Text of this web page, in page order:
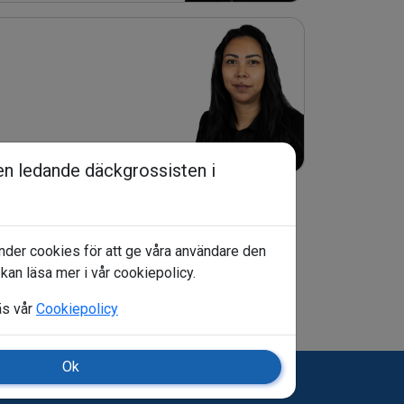
Integritetspolicy Cookiepolicy EUDR
ledande däckgrossisten i
cookies för att ge våra användare den
läsa mer i vår cookiepolicy.
vår Cookiepolicy
Ok